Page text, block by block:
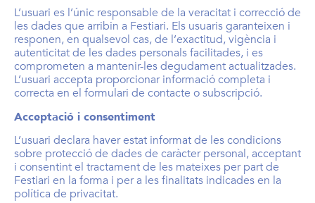
L’usuari es l’únic responsable de la veracitat i correcció de
les dades que arribin a Festiari. Els usuaris garanteixen i
responen, en qualsevol cas, de l’exactitud, vigència i
autenticitat de les dades personals facilitades, i es
comprometen a mantenir-les degudament actualitzades.
L’usuari accepta proporcionar informació completa i
correcta en el formulari de contacte o subscripció.
Acceptació i consentiment
L’usuari declara haver estat informat de les condicions
sobre protecció de dades de caràcter personal, acceptant
i consentint el tractament de les mateixes per part de
Festiari en la forma i per a les finalitats indicades en la
política de privacitat.